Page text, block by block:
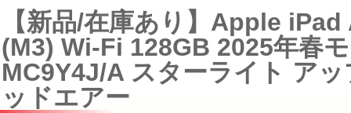
【新品/在庫あり】Apple
(M3) Wi-Fi 128GB 2025年春
MC9Y4J/A スターライト ア
ッドエアー